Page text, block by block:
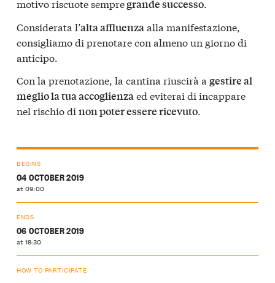
motivo riscuote sempregrande successo.
Considerata l’alta affluenzaalla manifestazione,
consigliamo di prenotare con almeno un giorno di
anticipo.
Con la prenotazione, la cantina riuscirà a gestire al
meglio la tua accoglienzaed eviterai di incappare
nel rischio di non poter essere ricevuto.
BEGINS
04 OCTOBER 2019
at 09:00
ENDS
06 OCTOBER 2019
at 18:30
HOW TO PARTICIPATE